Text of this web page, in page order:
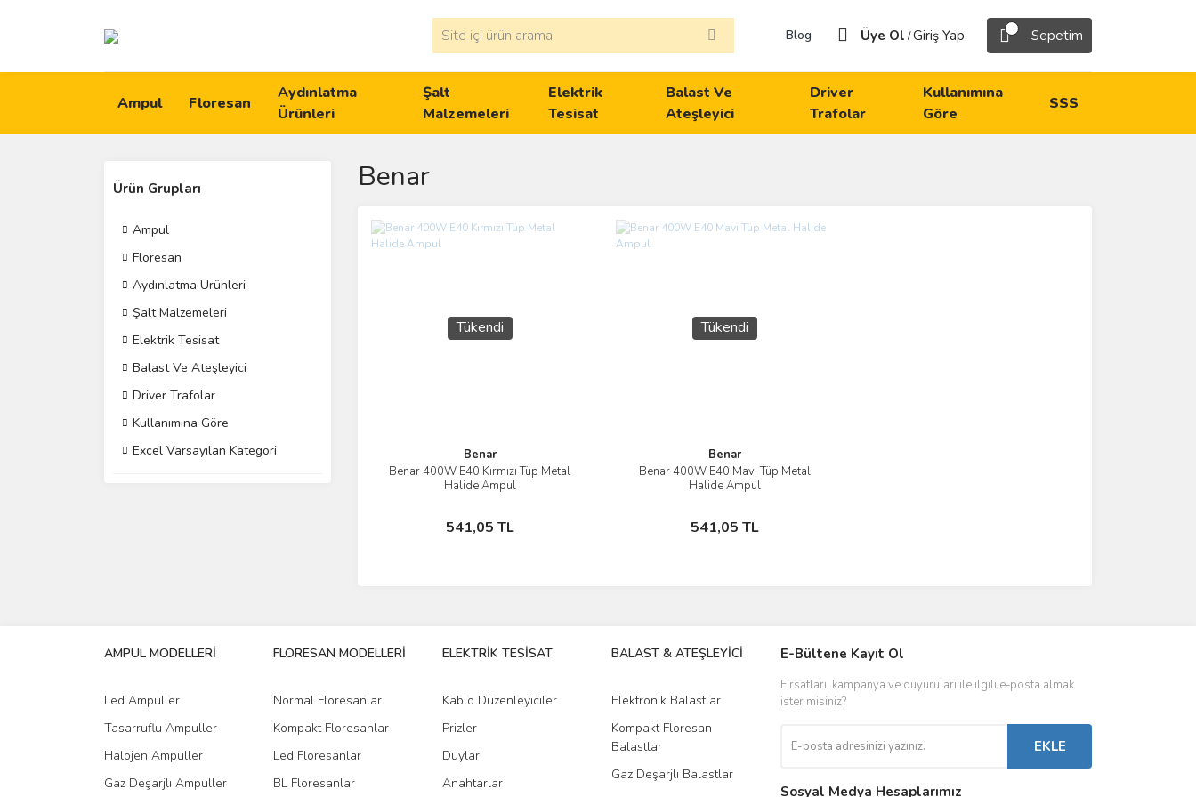
Blog Üye Ol /Giriş Yap Sepetim
Ampul Floresan
Aydınlatma
Ürünleri
Şalt
Malzemeleri
Elektrik
Tesisat
Balast Ve
Ateşleyici
Driver
Trafolar
Kullanımına
Göre
SSS
Ürün Grupları
Ampul
Floresan
Aydınlatma Ürünleri
Şalt Malzemeleri
Elektrik Tesisat
Balast Ve Ateşleyici
Driver Trafolar
Kullanımına Göre
Excel Varsayılan Kategori
Benar
Tükendi
Benar
Benar 400W E40 Kırmızı Tüp Metal
Halide Ampul
541,05 TL
İncele
Stokta Yok
Tükendi
Benar
Benar 400W E40 Mavi Tüp Metal
Halide Ampul
541,05 TL
İncele
Stokta Yok
AMPUL MODELLERİ
Led Ampuller
Tasarruflu Ampuller
Halojen Ampuller
Gaz Deşarjlı Ampuller
FLORESAN MODELLERİ
Normal Floresanlar
Kompakt Floresanlar
Led Floresanlar
BL Floresanlar
ELEKTRİK TESİSAT
Kablo Düzenleyiciler
Prizler
Duylar
Anahtarlar
BALAST & ATEŞLEYİCİ
Elektronik Balastlar
Kompakt Floresan
Balastlar
Gaz Deşarjlı Balastlar
DRIVER & TRAFO
Led Driverlar
Kontaktörler
Sigorta & Otomatlar
E-Bültene Kayıt Ol
Fırsatları, kampanya ve duyuruları ile ilgili e-posta almak
ister misiniz?
EKLE
Sosyal Medya Hesaplarımız